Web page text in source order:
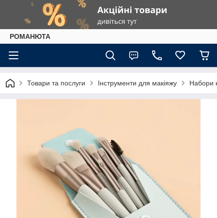
РОМАНЮТА
Товари та послуги Інструменти для макіяжу Набори